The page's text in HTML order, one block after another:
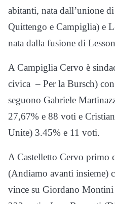
abitanti, nata dall’unione
Quittengo e Campiglia) e
nata dalla fusione di
A Campiglia Cervo è
civica – Per la Bursch)
seguono Gabriele
27,67% e 88 voti e
Unite) 3.45% e 11 voti.
A Castelletto Cervo primo
(Andiamo avanti insieme)
vince su Giordano